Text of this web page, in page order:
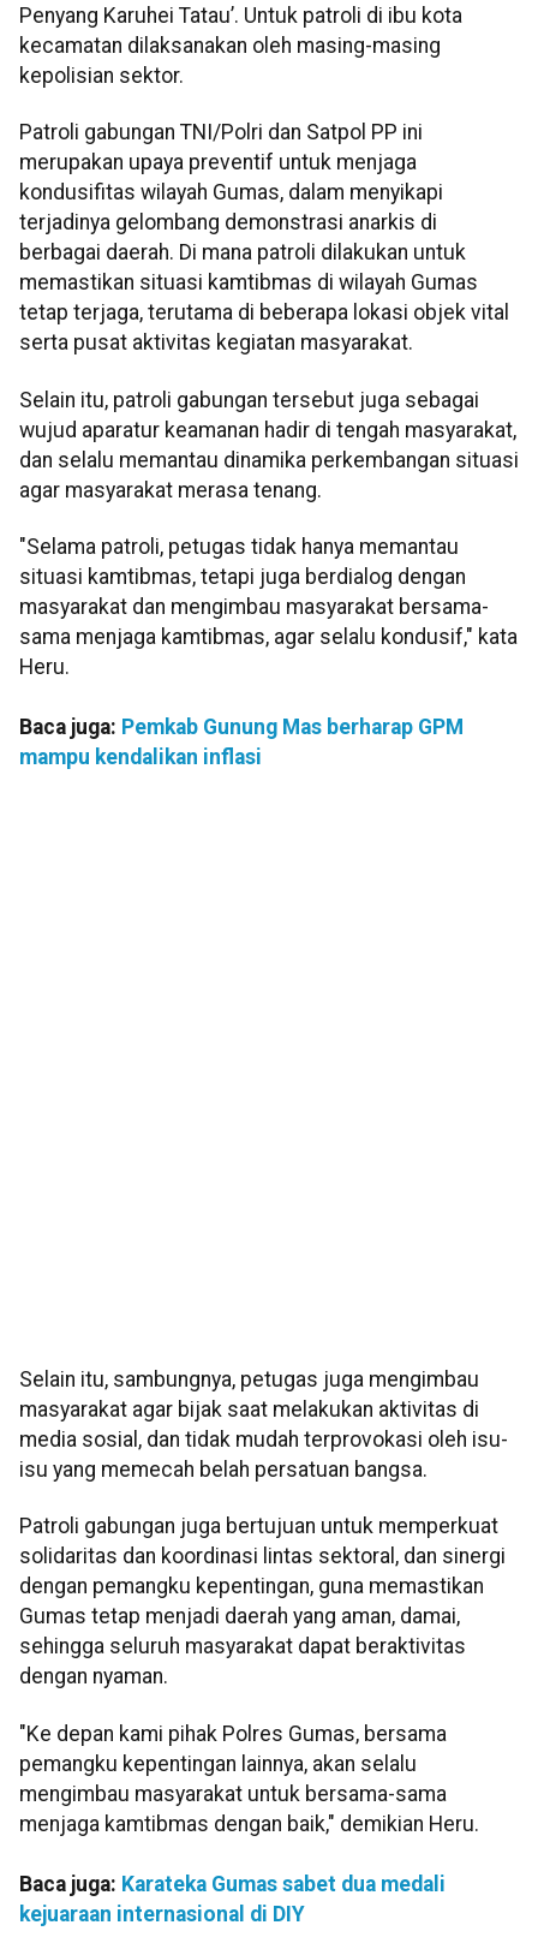
Penyang Karuhei Tatau’. Untuk patroli di ibu kota
kecamatan dilaksanakan oleh masing-masing
kepolisian sektor.
Patroli gabungan TNI/Polri dan Satpol PP ini
merupakan upaya preventif untuk menjaga
kondusifitas wilayah Gumas, dalam menyikapi
terjadinya gelombang demonstrasi anarkis di
berbagai daerah. Di mana patroli dilakukan untuk
memastikan situasi kamtibmas di wilayah Gumas
tetap terjaga, terutama di beberapa lokasi objek vital
serta pusat aktivitas kegiatan masyarakat.
Selain itu, patroli gabungan tersebut juga sebagai
wujud aparatur keamanan hadir di tengah masyarakat,
dan selalu memantau dinamika perkembangan situasi
agar masyarakat merasa tenang.
"Selama patroli, petugas tidak hanya memantau
situasi kamtibmas, tetapi juga berdialog dengan
masyarakat dan mengimbau masyarakat bersama-
sama menjaga kamtibmas, agar selalu kondusif," kata
Heru.
Baca juga: Pemkab Gunung Mas berharap GPM
mampu kendalikan inflasi
Selain itu, sambungnya, petugas juga mengimbau
masyarakat agar bijak saat melakukan aktivitas di
media sosial, dan tidak mudah terprovokasi oleh isu-
isu yang memecah belah persatuan bangsa.
Patroli gabungan juga bertujuan untuk memperkuat
solidaritas dan koordinasi lintas sektoral, dan sinergi
dengan pemangku kepentingan, guna memastikan
Gumas tetap menjadi daerah yang aman, damai,
sehingga seluruh masyarakat dapat beraktivitas
dengan nyaman.
"Ke depan kami pihak Polres Gumas, bersama
pemangku kepentingan lainnya, akan selalu
mengimbau masyarakat untuk bersama-sama
menjaga kamtibmas dengan baik," demikian Heru.
Baca juga: Karateka Gumas sabet dua medali
kejuaraan internasional di DIY